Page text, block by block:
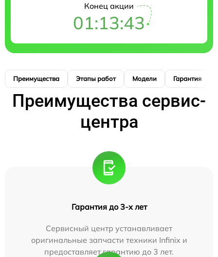
Конец акции
01:13:41
Преимущества Этапы работ Модели Гарантия
Преимущества сервис-
центра
Гарантия до 3-х лет
Сервисный центр устанавливает
оригинальные запчасти техники Infinix и
предоставляет гарантию до 3 лет.